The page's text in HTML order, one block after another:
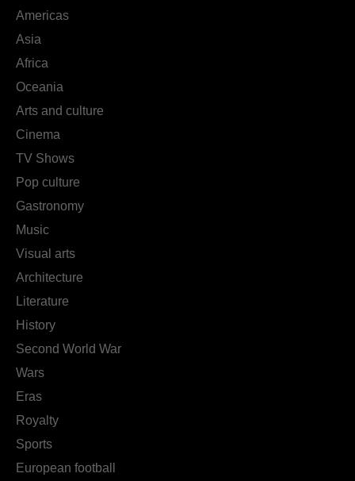
Americas
Asia
Africa
Oceania
Arts and culture
Cinema
TV Shows
Pop culture
Gastronomy
Music
Visual arts
Architecture
Literature
History
Second World War
Wars
Eras
Royalty
Sports
European football